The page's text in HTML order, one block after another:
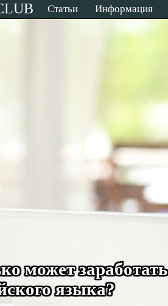
Статьи Информация
может
языка?